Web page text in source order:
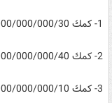
1- كمك 000/000/000/30 ريالي موضوع مصوبه 71388 مورخ 3/6/94
2- كمك 000/000/000/40 ريالي موضوع مصوبه 79108 مورخ 12/1/93
3- كمك 000/000/000/10 ريالي موضوع مصوبه 78050 مورخ 16/6/94